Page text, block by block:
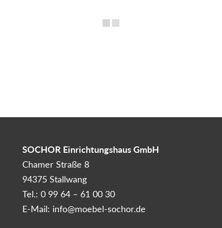
SOCHOR Einrichtungshaus GmbH
Chamer Straße 8
94375 Stallwang
Tel.: 0 99 64 – 61 00 30
E-Mail: info@moebel-sochor.de